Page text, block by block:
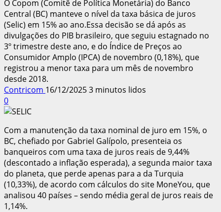
O Copom (Comitê de Política Monetária) do Banco
Central (BC) manteve o nível da taxa básica de juros
(Selic) em 15% ao ano.Essa decisão se dá após as
divulgações do PIB brasileiro, que seguiu estagnado no
3º trimestre deste ano, e do Índice de Preços ao
Consumidor Amplo (IPCA) de novembro (0,18%), que
registrou a menor taxa para um mês de novembro
desde 2018.
Contricom 16/12/20253 minutos lidos
0
Com a manutenção da taxa nominal de juro em 15%, o
BC, chefiado por Gabriel Galípolo, presenteia os
banqueiros com uma taxa de juros reais de 9,44%
(descontado a inflação esperada), a segunda maior taxa
do planeta, que perde apenas para a da Turquia
(10,33%), de acordo com cálculos do site MoneYou, que
analisou 40 países – sendo média geral de juros reais de
1,14%.